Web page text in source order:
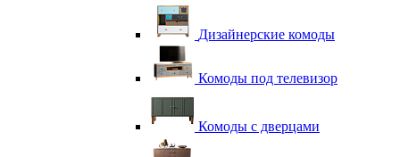
Дизайнерские комоды
Комоды под телевизор
Комоды с дверцами